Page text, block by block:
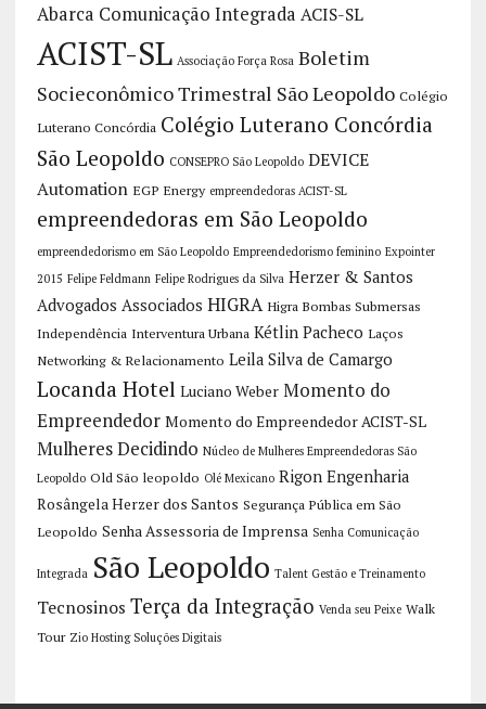
Abarca Comunicação Integrada ACIS-SL
ACIST-SL Associação Força Rosa Boletim
Socieconômico Trimestral São Leopoldo Colégio
Luterano Concórdia Colégio Luterano Concórdia
São Leopoldo CONSEPRO São Leopoldo DEVICE
Automation EGP Energy empreendedoras ACIST-SL
empreendedoras em São Leopoldo
empreendedorismo em São Leopoldo Empreendedorismo feminino Expointer
2015 Felipe Feldmann Felipe Rodrigues da Silva Herzer & Santos
Advogados Associados HIGRA Higra Bombas Submersas
Independência Interventura Urbana Kétlin Pacheco Laços
Networking & Relacionamento Leila Silva de Camargo
Locanda Hotel Luciano Weber Momento do
Empreendedor Momento do Empreendedor ACIST-SL
Mulheres Decidindo Núcleo de Mulheres Empreendedoras São
Leopoldo Old São leopoldo Olé Mexicano Rigon Engenharia
Rosângela Herzer dos Santos Segurança Pública em São
Leopoldo Senha Assessoria de Imprensa Senha Comunicação
Integrada São Leopoldo Talent Gestão e Treinamento
Tecnosinos Terça da Integração Venda seu Peixe Walk
Tour Zio Hosting Soluções Digitais